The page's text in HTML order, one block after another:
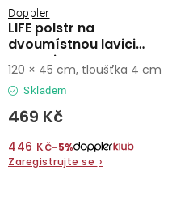
LIFE polstr na
dvoumístnou lavici
antracit
Doppler
Skladem
469 Kč
446 Kč−5%
Zaregistrujte se ›
120 × 45 cm, tloušťka 4 cm